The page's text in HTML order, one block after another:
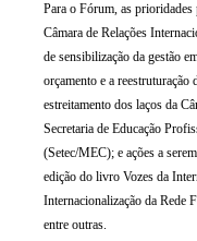
Para o Fórum, as prioridades
Câmara de Relações
de sensibilização da gestão
orçamento e a
estreitamento dos laços da
Secretaria de Educação
(Setec/MEC); e ações a
edição do livro Vozes da
Internacionalização da Rede
entre outras.